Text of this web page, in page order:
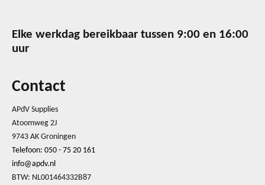
Elke werkdag bereikbaar tussen 9:00 en 16:00
uur
Contact
APdV Supplies
Atoomweg 2J
9743 AK Groningen
Telefoon: 050 - 75 20 161
info@apdv.nl
BTW: NL001464332B87